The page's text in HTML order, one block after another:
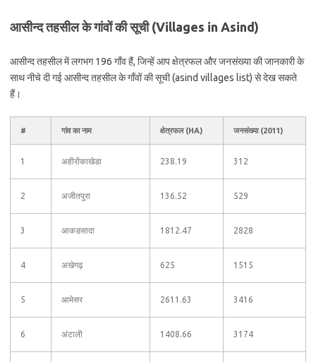
आसीन्द तहसील के गांवों की सूची (Villages in Asind)
आसीन्द तहसील में लगभग 196 गाँव हैं, जिन्हें आप क्षेत्रफल और जनसंख्या की जानकारी के
साथ नीचे दी गई आसीन्द तहसील के गाँवों की सूची (asind villages list) से देख सकते
हैं।
# गांव का नाम क्षेत्रफल (HA) जनसंख्या (2011)
1 अहीरोंकाखेडा 238.19 312
2 अजीतपुरा 136.52 529
3 आकडसादा 1812.47 2828
4 अखेगढ़ 625 1515
5 आमेसर 2611.63 3416
6 अंटाली 1408.66 3174